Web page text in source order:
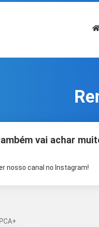
vai achar
nosso canal no Instagram!